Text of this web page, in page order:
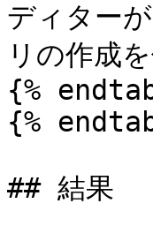
ディター
リの作成
{%
{%
## 結果